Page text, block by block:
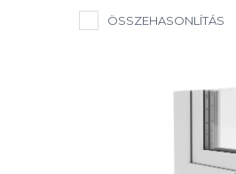
ÖSSZEHASONLÍTÁS